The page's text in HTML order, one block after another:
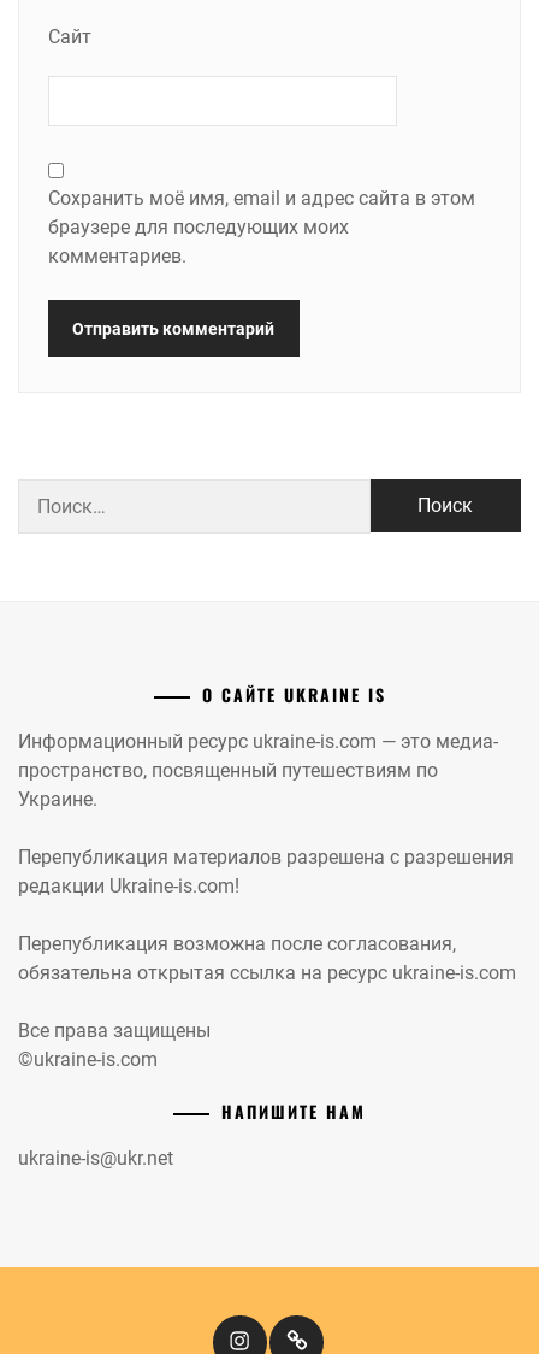
Сайт
Сохранить моё имя, email и адрес сайта в этом
браузере для последующих моих
комментариев.
О САЙТЕ UKRAINE IS
Информационный ресурс ukraine-is.com — это медиа-
пространство, посвященный путешествиям по
Украине.
Перепубликация материалов разрешена с разрешения
редакции Ukraine-is.com!
Перепубликация возможна после согласования,
обязательна открытая ссылка на ресурс ukraine-is.com
Все права защищены
©ukraine-is.com
НАПИШИТЕ НАМ
ukraine-is@ukr.net
InstagramКіномандри